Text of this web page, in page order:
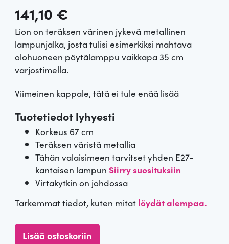
141,10 €
Lion on teräksen värinen jykevä metallinen
lampunjalka, josta tulisi esimerkiksi mahtava
olohuoneen pöytälamppu vaikkapa 35 cm
varjostimella.
Viimeinen kappale, tätä ei tule enää lisää
Tuotetiedot lyhyesti
Korkeus 67 cm
Teräksen väristä metallia
Tähän valaisimeen tarvitset yhden E27-
kantaisen lampun Siirry suosituksiin
Virtakytkin on johdossa
Tarkemmat tiedot, kuten mitat löydät alempaa.
M Lisää ostoskoriin